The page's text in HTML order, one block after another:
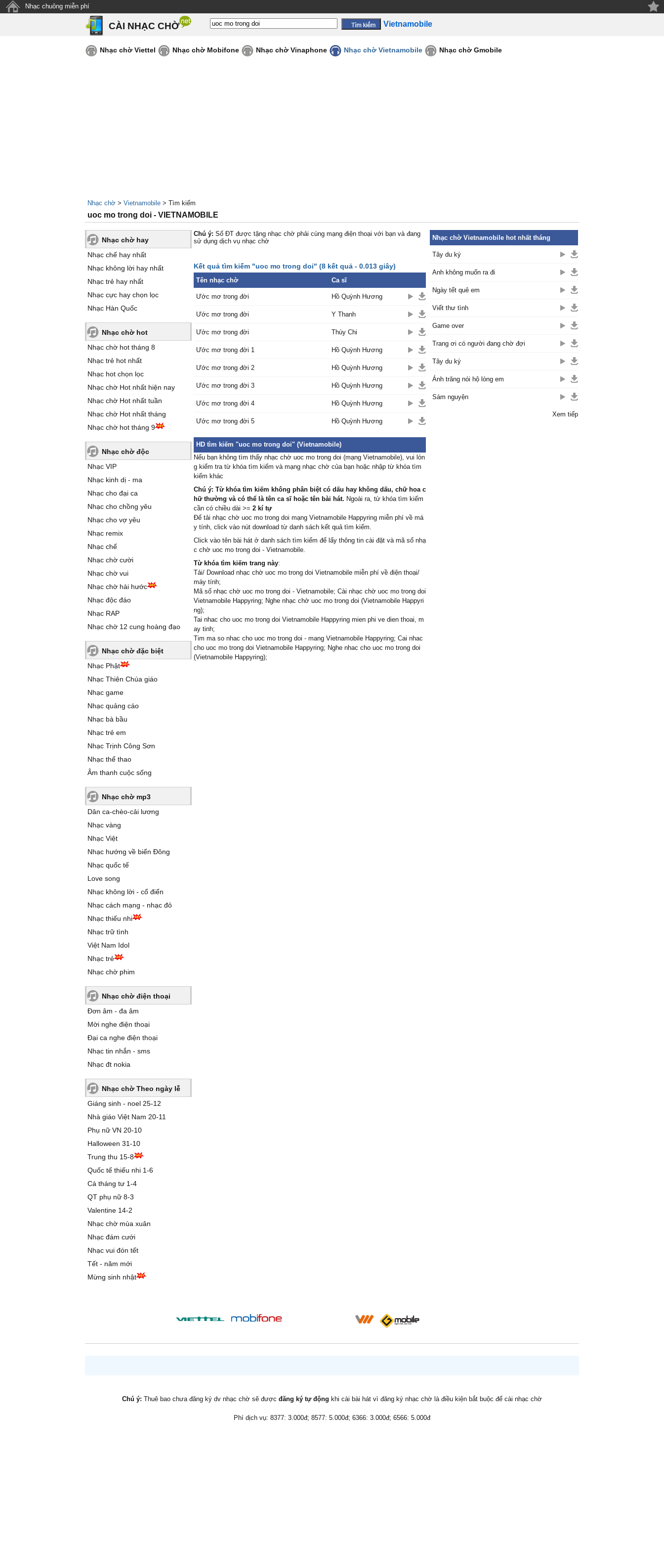
Nhạc chuông miễn phí
CÀI NHẠC CHỜ Vietnamobile
Nhạc chờ Viettel Nhạc chờ Mobifone Nhạc chờ Vinaphone Nhạc chờ Vietnamobile Nhạc chờ Gmobile
Nhạc chờ > Vietnamobile > Tìm kiếm
uoc mo trong doi - VIETNAMOBILE
Nhạc chờ hay
Nhạc chế hay nhất
Nhạc không lời hay nhất
Nhạc trẻ hay nhất
Nhạc cực hay chọn lọc
Nhạc Hàn Quốc
Nhạc chờ hot
Nhạc chờ hot tháng 8
Nhạc trẻ hot nhất
Nhạc hot chọn lọc
Nhạc chờ Hot nhất hiện nay
Nhạc chờ Hot nhất tuần
Nhạc chờ Hot nhất tháng
Nhạc chờ hot tháng 9
Nhạc chờ độc
Nhạc VIP
Nhạc kinh dị - ma
Nhạc cho đại ca
Nhạc cho chồng yêu
Nhạc cho vợ yêu
Nhạc remix
Nhạc chế
Nhạc chờ cười
Nhạc chờ vui
Nhạc chờ hài hước
Nhạc độc đáo
Nhạc RAP
Nhạc chờ 12 cung hoàng đạo
Nhạc chờ đặc biệt
Nhạc Phật
Nhạc Thiên Chúa giáo
Nhạc game
Nhạc quảng cáo
Nhạc bà bầu
Nhạc trẻ em
Nhạc Trịnh Công Sơn
Nhạc thể thao
Âm thanh cuộc sống
Nhạc chờ mp3
Dân ca-chèo-cải lương
Nhạc vàng
Nhạc Việt
Nhạc hướng về biển Đông
Nhạc quốc tế
Love song
Nhạc không lời - cổ điển
Nhạc cách mạng - nhạc đỏ
Nhạc thiếu nhi
Nhạc trữ tình
Việt Nam Idol
Nhạc trẻ
Nhạc chờ phim
Nhạc chờ điện thoại
Đơn âm - đa âm
Mời nghe điện thoại
Đại ca nghe điện thoại
Nhạc tin nhắn - sms
Nhạc đt nokia
Nhạc chờ Theo ngày lễ
Giáng sinh - noel 25-12
Nhà giáo Việt Nam 20-11
Phụ nữ VN 20-10
Halloween 31-10
Trung thu 15-8
Quốc tế thiếu nhi 1-6
Cá tháng tư 1-4
QT phụ nữ 8-3
Valentine 14-2
Nhạc chờ mùa xuân
Nhạc đám cưới
Nhạc vui đón tết
Tết - năm mới
Mừng sinh nhật
Chú ý: Số ĐT được tặng nhạc chờ phải cùng mạng điện thoại với bạn và đang
sử dụng dịch vụ nhạc chờ
Kết quả tìm kiếm "uoc mo trong doi" (8 kết quả - 0.013 giây)
Tên nhạc chờ Ca sĩ
Ước mơ trong đời Hồ Quỳnh Hương
Ước mơ trong đời Y Thanh
Ước mơ trong đời Thùy Chi
Ước mơ trong đời 1 Hồ Quỳnh Hương
Ước mơ trong đời 2 Hồ Quỳnh Hương
Ước mơ trong đời 3 Hồ Quỳnh Hương
Ước mơ trong đời 4 Hồ Quỳnh Hương
Ước mơ trong đời 5 Hồ Quỳnh Hương
HD tìm kiếm "uoc mo trong doi" (Vietnamobile)
Nếu bạn không tìm thấy nhạc chờ uoc mo trong doi (mạng Vietnamobile), vui lòn
g kiểm tra từ khóa tìm kiếm và mạng nhạc chờ của bạn hoặc nhập từ khóa tìm
kiếm khác
Chú ý: Từ khóa tìm kiếm không phân biệt có dấu hay không dấu, chữ hoa c
hữ thường và có thể là tên ca sĩ hoặc tên bài hát. Ngoài ra, từ khóa tìm kiếm
cần có chiều dài >= 2 kí tự
Để tải nhạc chờ uoc mo trong doi mạng Vietnamobile Happyring miễn phí về má
y tính, click vào nút download từ danh sách kết quả tìm kiếm.
Click vào tên bài hát ở danh sách tìm kiếm để lấy thông tin cài đặt và mã số nhạ
c chờ uoc mo trong doi - Vietnamobile.
Từ khóa tìm kiếm trang này:
Tải/ Download nhạc chờ uoc mo trong doi Vietnamobile miễn phí về điện thoại/
máy tính;
Mã số nhạc chờ uoc mo trong doi - Vietnamobile; Cài nhạc chờ uoc mo trong doi
Vietnamobile Happyring; Nghe nhạc chờ uoc mo trong doi (Vietnamobile Happyri
ng);
Tai nhac cho uoc mo trong doi Vietnamobile Happyring mien phi ve dien thoai, m
ay tinh;
Tim ma so nhac cho uoc mo trong doi - mang Vietnamobile Happyring; Cai nhac
cho uoc mo trong doi Vietnamobile Happyring; Nghe nhac cho uoc mo trong doi
(Vietnamobile Happyring);
Nhạc chờ Vietnamobile hot nhất tháng
Tây du ký
Anh không muốn ra đi
Ngày tết quê em
Viết thư tình
Game over
Trang ơi có người đang chờ đợi
Tây du ký
Ánh trăng nói hộ lòng em
Sám nguyện
Xem tiếp
Chú ý: Thuê bao chưa đăng ký dv nhạc chờ sẽ được đăng ký tự động khi cài bài hát vì đăng ký nhạc chờ là điều kiện bắt buộc để cài nhạc chờ
Phí dịch vụ: 8377: 3.000đ; 8577: 5.000đ; 6366: 3.000đ; 6566: 5.000đ